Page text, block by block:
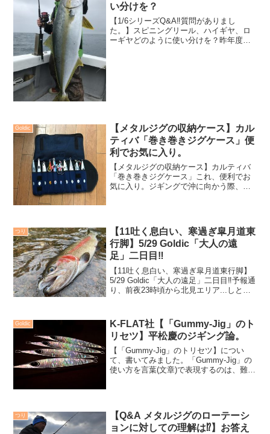
い分けを？
【1/6シリーズQ&A‼️質問がありまし
た。】スピニングリール、ハイギヤ、ロ
ーギヤどのように使い分けを？昨年度に
Goldic
【メタルジグの収納ケース】カル
ティバ「巻き巻きジグケース」便
利でお気に入り。
【メタルジグの収納ケース】カルティバ
「巻き巻きジグケース」これ、便利でお
気に入り。ジギングで沖に向かう際、小
ているのか。今回はメ...
つり
【11吐く息白い、寒過ぎ皐月道東
行脚】5/29 Goldic「大人の遠
足」二日目‼️
【11吐く息白い、寒過ぎ皐月道東行脚】
5/29 Goldic「大人の遠足」二日目‼️予報通
り、前夜23時頃から北見エリア...しとし
の朝になっていた。…こりゃマイッタ...
Goldic
K-FLAT社【「Gummy-Jig」のト
リセツ】平松慶のジギング論。
【「Gummy-Jig」のトリセツ】につい
て、書いてみました。「Gummy-Jig」の
使い方を言葉(文章)で表現するのは、難し
日もお...
つり
【Q&A メタルジグのローテーシ
ョンに対しての理解は⁉️】お答え